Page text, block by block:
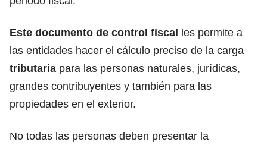
Este documento de control fiscal les permite a
las entidades hacer el cálculo preciso de la carga
tributaria para las personas naturales, jurídicas,
grandes contribuyentes y también para las
propiedades en el exterior.
No todas las personas deben presentar la